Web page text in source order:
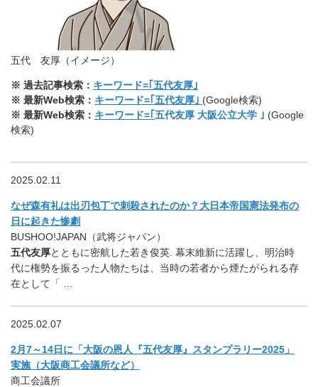
五代 友厚（イメージ）
※ 過去記事検索： キーワード=｢五代友厚｣
※ 最新Web検索： キーワード=｢五代友厚｣ (Google検索)
※ 最新Web検索： キーワード=｢ 五代友厚 大阪公立大学 ｣ (Google
検索)
2025.02.11
なぜ森有礼は出刃包丁で刺殺されたのか？大日本帝国憲法発布の
日に起きた惨劇
BUSHOO!JAPAN（武将ジャパン）
五代友厚とともに密航した若き俊英. 幕末維新に活躍し、明治時
代に権勢を振るった人物たちは、当時の若者から煙たがられる存
在として「 …
2025.02.07
2月7～14日に「大阪の恩人『五代友厚』スタンプラリー2025」
実施（大阪商工会議所など）
商工会議所